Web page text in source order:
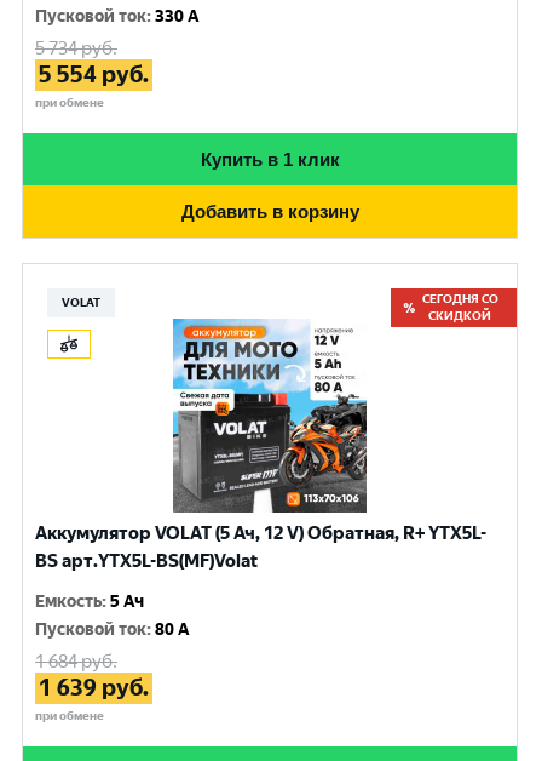
Пусковой ток:330 A
5 734руб.
5 554 руб.
при обмене
Купить в 1 клик
Добавить в корзину
VOLAT
СЕГОДНЯ СО
СКИДКОЙ
Аккумулятор VOLAT (5 Ач, 12 V) Обратная, R+ YTX5L-
BS арт.YTX5L-BS(MF)Volat
Емкость:5 Ач
Пусковой ток:80 A
1 684руб.
1 639 руб.
при обмене